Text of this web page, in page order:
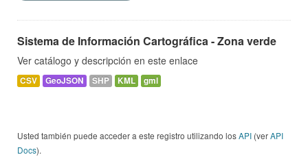
Sistema de Información Cartográfica - Zona verde
Ver catálogo y descripción en este enlace
CSV GeoJSON SHP KML gml
Usted también puede acceder a este registro utilizando losAPI (verAPI
Docs).